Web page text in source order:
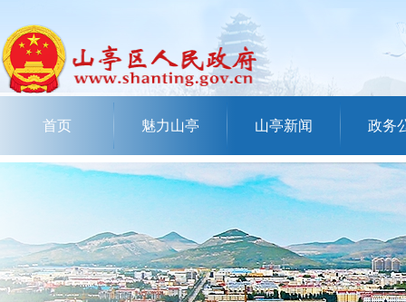
首页 魅力山亭 山亭新闻 政务